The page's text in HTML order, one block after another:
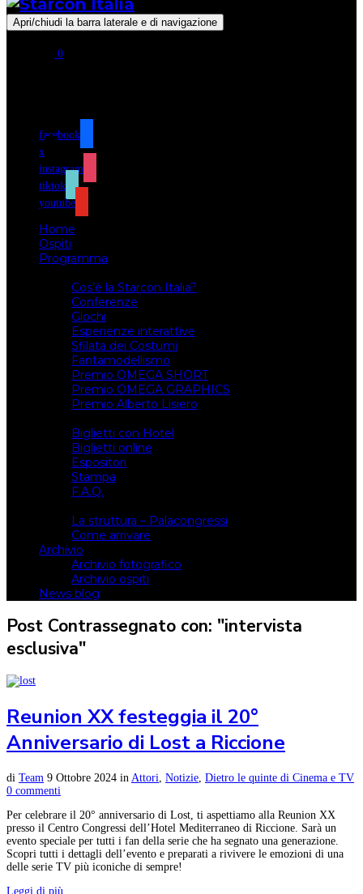
Apri/chiudi la barra laterale e di navigazione
0
facebook
x
instagram
tiktok
youtube
Home
Ospiti
Programma
Cos’è la Starcon Italia?
Conferenze
Giochi
Esperienze interattive
Sfilata dei Costumi
Fantamodellismo
Premio OMEGA SHORT
Premio OMEGA GRAPHICS
Premio Alberto Lisiero
Biglietti con Hotel
Biglietti online
Espositori
Stampa
F.A.Q.
La struttura – Palacongressi
Come arrivare
Archivio
Archivio fotografico
Archivio ospiti
News blog
Post Contrassegnato con: "intervista
esclusiva"
Reunion XX festeggia il 20°
Anniversario di Lost a Riccione
di Team 9 Ottobre 2024 in Attori Notizie Dietro le quinte di Cinema e TV
0 commenti
Per celebrare il 20° anniversario di Lost, ti aspettiamo alla Reunion XX
presso il Centro Congressi dell’Hotel Mediterraneo di Riccione. Sarà un
evento speciale per tutti i fan della serie che ha segnato una generazione.
Scopri tutti i dettagli dell’evento e preparati a rivivere le emozioni di una
delle serie TV più iconiche di sempre!
Leggi di più